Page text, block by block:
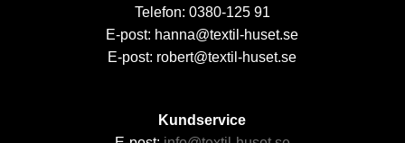
Telefon: 0380-125 91
E-post: hanna@textil-huset.se
E-post: robert@textil-huset.se
Kundservice